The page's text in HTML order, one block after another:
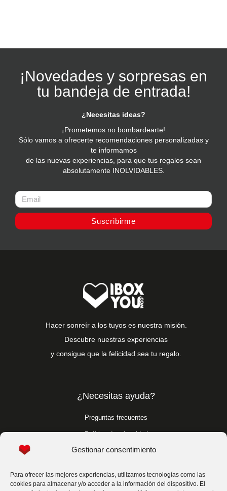
Gestionar consentimiento
Para ofrecer las mejores experiencias, utilizamos tecnologías como las
cookies para almacenar y/o acceder a la información del dispositivo. El
¡Novedades y sorpresas en
tu bandeja de entrada!
¿Necesitas ideas?
¡Prometemos no bombardearte!
Sólo vamos a ofrecerte recomendaciones personalizadas y
te informamos
de las nuevas experiencias, para que tus regalos sean
absolutamente INOLVIDABLES.
Suscribirme
Hacer sonreír a los tuyos es nuestra misión.
Descubre nuestras experiencias
y consigue que la felicidad sea tu regalo.
¿Necesitas ayuda?
Preguntas frecuentes
Política de privacidad
Política de cookies